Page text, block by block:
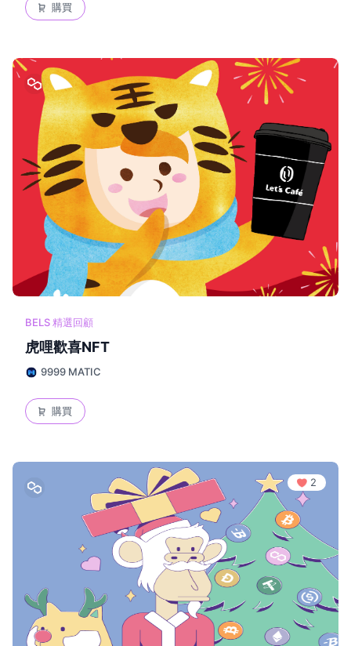
購買
BELS 精選回顧
虎哩歡喜NFT
9999 MATIC
購買
2